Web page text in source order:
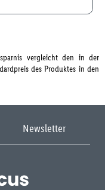
vergleicht den in der
des Produktes in den
Newsletter